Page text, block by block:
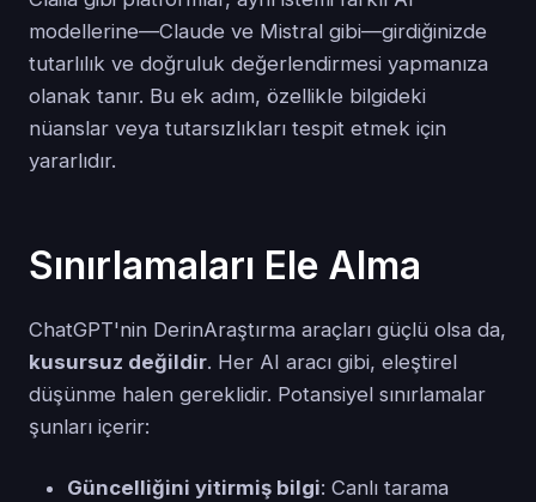
modellerine—Claude ve Mistral gibi—girdiğinizde
tutarlılık ve doğruluk değerlendirmesi yapmanıza
olanak tanır. Bu ek adım, özellikle bilgideki
nüanslar veya tutarsızlıkları tespit etmek için
yararlıdır.
Sınırlamaları Ele Alma
ChatGPT'nin DerinAraştırma araçları güçlü olsa da,
kusursuz değildir. Her AI aracı gibi, eleştirel
düşünme halen gereklidir. Potansiyel sınırlamalar
şunları içerir:
Güncelliğini yitirmiş bilgi: Canlı tarama